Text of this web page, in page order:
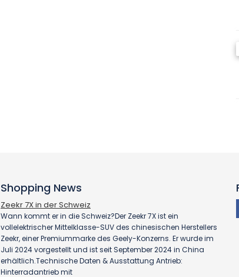
Shopping News
Zeekr 7X in der Schweiz
Wann kommt er in die Schweiz?Der Zeekr 7X ist ein
vollelektrischer Mittelklasse-SUV des chinesischen Herstellers
Zeekr, einer Premiummarke des Geely-Konzerns. Er wurde im
Juli 2024 vorgestellt und ist seit September 2024 in China
erhältlich.Technische Daten & Ausstattung Antrieb:
Hinterradantrieb mit